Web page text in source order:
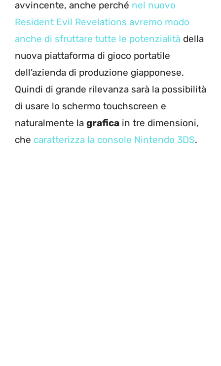
avvincente, anche perché nel nuovo
Resident Evil Revelations avremo modo
anche di sfruttare tutte le potenzialità della
nuova piattaforma di gioco portatile
dell’azienda di produzione giapponese.
Quindi di grande rilevanza sarà la possibilità
di usare lo schermo touchscreen e
naturalmente la grafica in tre dimensioni,
che caratterizza la console Nintendo 3DS.